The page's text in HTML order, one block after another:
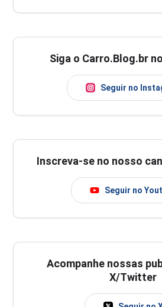
Siga o Carro.Blog.br
Seguir no
Inscreva-se no nosso
Seguir no
Acompanhe nossas
X/Twitter